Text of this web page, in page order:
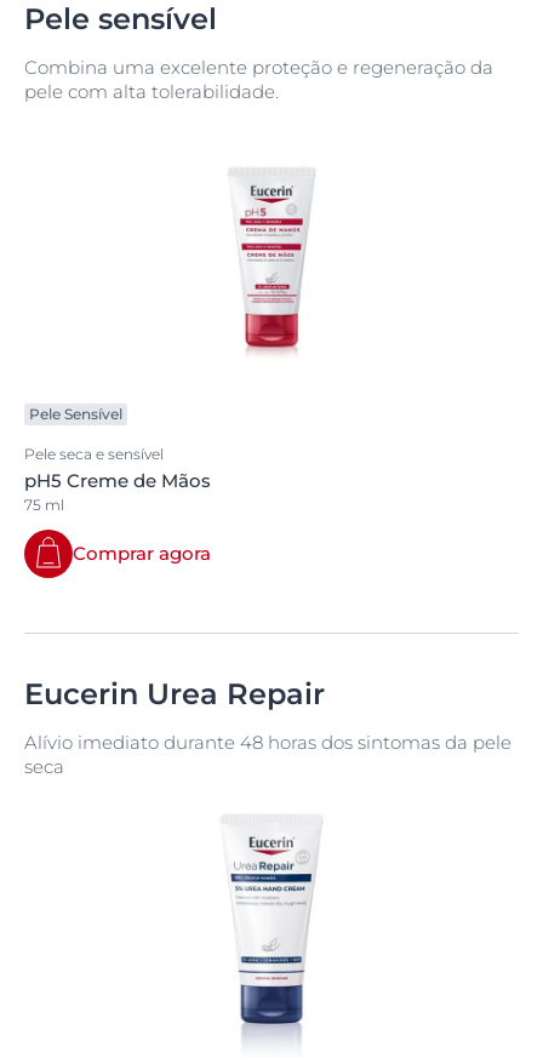
Pele sensível
Combina uma excelente proteção e regeneração da
pele com alta tolerabilidade.
Pele Sensível
Pele seca e sensível
pH5 Creme de Mãos
75 ml
Comprar agora
Eucerin Urea Repair
Alívio imediato durante 48 horas dos sintomas da pele
seca